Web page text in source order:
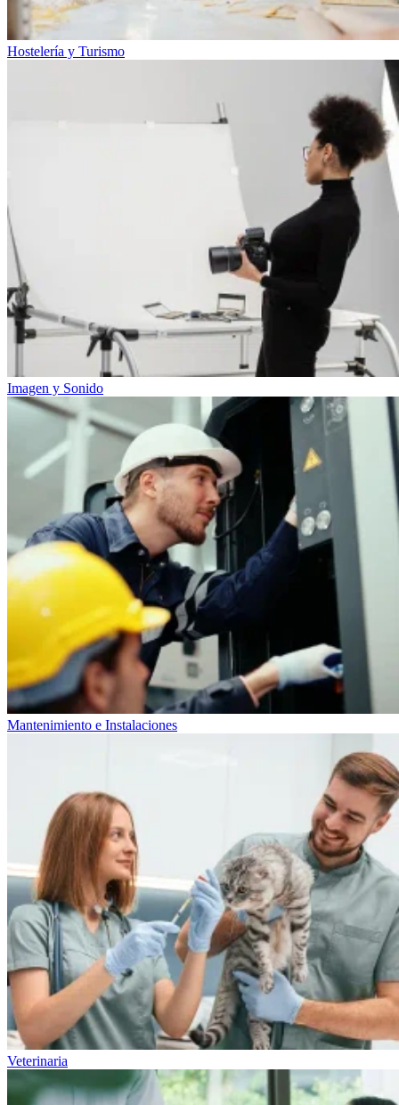
Hostelería y Turismo
Imagen y Sonido
Mantenimiento e Instalaciones
Veterinaria